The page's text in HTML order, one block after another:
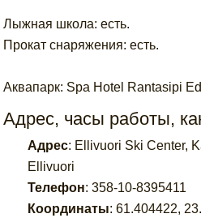
Лыжная школа: есть.
Прокат снаряжения: есть.
Аквапарк: Spa Hotel Rantasipi
Адрес, часы работы,
Адрес: Ellivuori Ski Center,
Ellivuori
Телефон:358-10-8395411
Координаты: 61.404422,